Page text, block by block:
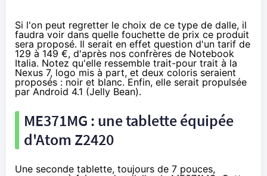
Si l'on peut regretter le choix de ce type de dalle, il
faudra voir dans quelle fouchette de prix ce produit
sera proposé. Il serait en effet question d'un tarif de
129 à 149 €, d'après nos confrères de Notebook
Italia. Notez qu'elle ressemble trait-pour trait à la
Nexus 7, logo mis à part, et deux coloris seraient
proposés : noir et blanc. Enfin, elle serait propulsée
par Android 4.1 (Jelly Bean).
ME371MG : une tablette équipée
d'Atom Z2420
Une seconde tablette, toujours de 7 pouces,